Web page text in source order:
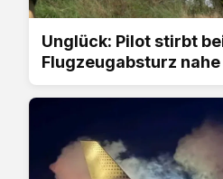
Unglück: Pilot stirbt
Flugzeugabsturz